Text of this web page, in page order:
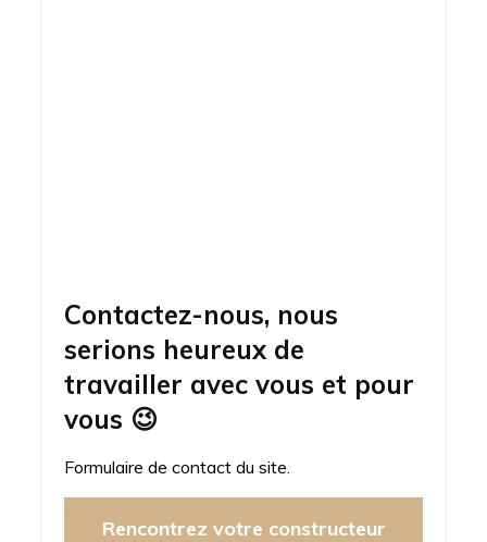
Contactez-nous, nous
serions heureux de
travailler avec vous et pour
vous 😉
Formulaire de contact du site.
Rencontrez votre constructeur